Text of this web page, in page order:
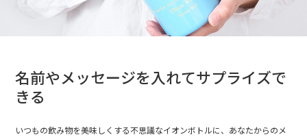
名前やメッセージを入れてサプライズで
きる
いつもの飲み物を美味しくする不思議なイオンボトルに、あなたからのメ